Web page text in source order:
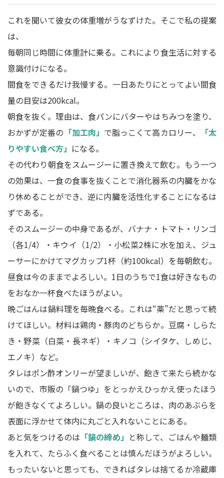
これを聞いて彼女の体重増がうなずけた。そこで私の提案
は、
毎朝同じ時間に体重計に乗る。これにより食生活に対する
意識付けになる。
間食をできるだけ我慢する。一日あたりにとってよい間食
量の目安は200kcal。
朝食を抜く。理由は、食パンにバターやはちみつを塗り、
おかずが定番の 「加工肉」 で脂っこくて高カロリー、
「太
りやすい食べ方」 になる。
その代わり朝食をスムージーに置き換えて飲む。もう一つ
の効果は、一食の食事を抜くことで消化器系の内臓をかな
り休めることができ、逆に内臓を活性化することになるは
ずである。
そのスムージーの中身であるが、バナナ・トマト・リンゴ
（各1/4）・キウイ（1/2）・小松菜2株に水を加え、ジュ
ーサーにかけてマグカップ1杯（約100kcal）を毎朝飲む。
昼食は今のままでよろしい。1日のうちで1食は好きなもの
をおなか一杯食べたほうがよい。
晩ごはんは鍋料理を毎晩食べる。これは“薬”だと思って続
けてほしい。材料は鶏肉・豚肉のどちらか。豆腐・しらた
き・野菜（白菜・長ネギ）・キノコ（シイタケ、しめじ、
エノキ）など。
タレはポン酢オンリーが望ましいが、飽きて来たら続かな
いので、市販の「鍋つゆ」をとっかえひっかえ使ったほう
が飽きなくてよろしい。鍋の良いところは、肉のあぶらを
表面に浮かせて体内に丸ごと入れないことにある。
あと気をつけるのは 「鍋の締め」 と称して、ごはんや麺類
を入れて、たらふく食べることは慎んだほうがよろしい。
もったいないと思っても、できればタレは捨てるか冷蔵庫